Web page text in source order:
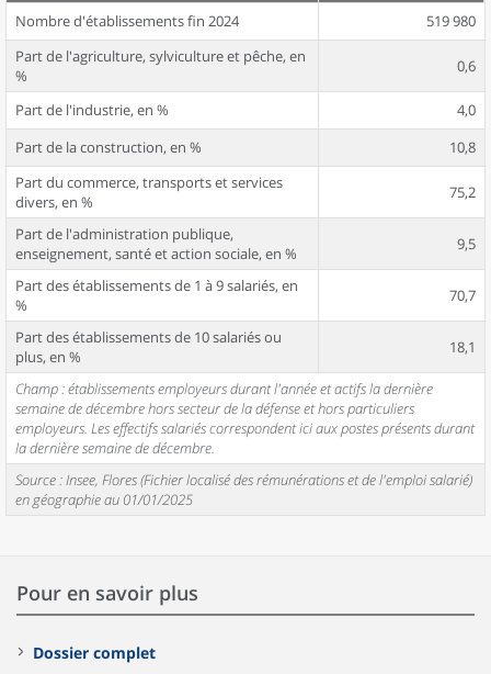
Nombre d'établissements fin 2024
519 980
Part de l'agriculture, sylviculture et pêche, en
%
0,6
Part de l'industrie, en %
4,0
Part de la construction, en %
10,8
Part du commerce, transports et services
divers, en %
75,2
Part de l'administration publique,
enseignement, santé et action sociale, en %
9,5
Part des établissements de 1 à 9 salariés, en
%
70,7
Part des établissements de 10 salariés ou
plus, en %
18,1
Champ : établissements employeurs durant l'année et actifs la dernière
semaine de décembre hors secteur de la défense et hors particuliers
employeurs. Les effectifs salariés correspondent ici aux postes présents durant
la dernière semaine de décembre.
Source : Insee, Flores (Fichier localisé des rémunérations et de l'emploi salarié)
en géographie au 01/01/2025
Pour en savoir plus
Dossier complet